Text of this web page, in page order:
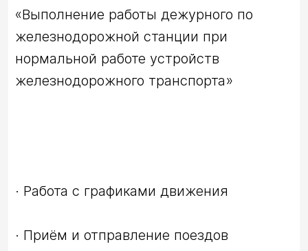
«Выполнение работы дежурного по
железнодорожной станции при
нормальной работе устройств